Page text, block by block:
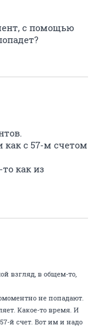
с помощью
как с 57-м счетом
как из
взгляд, в общем-то,
не попадают.
Какое-то время. И
й счет. Вот им и надо